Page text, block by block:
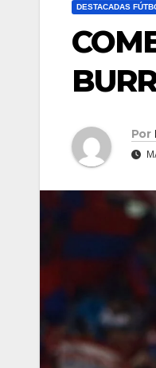
DESTACADAS
Por